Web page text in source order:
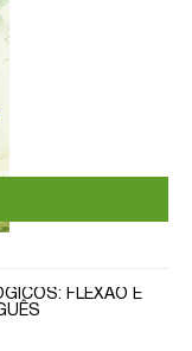
FLEXÃO E